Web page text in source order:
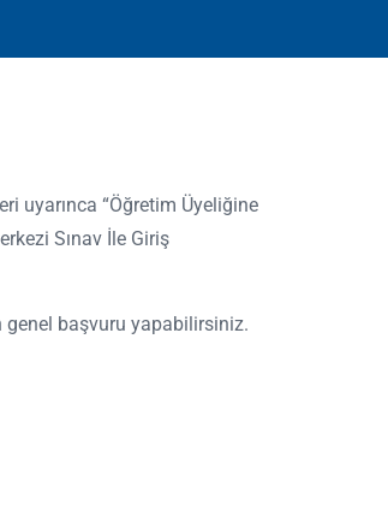
uyarınca “Öğretim Üyeliğine
Sınav İle Giriş
genel başvuru yapabilirsiniz.